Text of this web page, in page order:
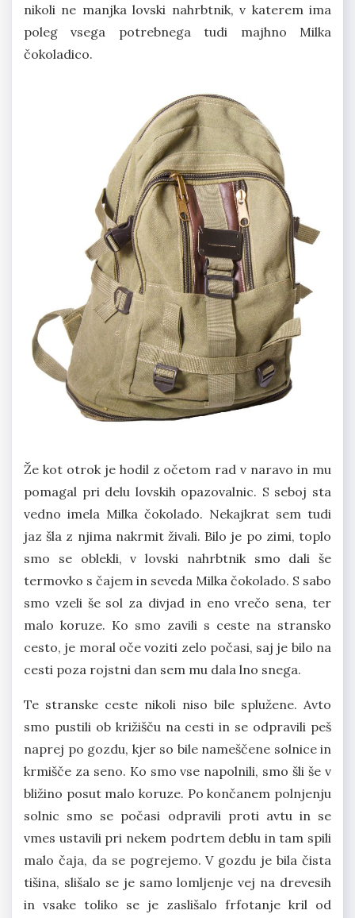
nikoli ne manjka lovski nahrbtnik, v katerem ima
poleg vsega potrebnega tudi majhno Milka
čokoladico.
Že kot otrok je hodil z očetom rad v naravo in mu
pomagal pri delu lovskih opazovalnic. S seboj sta
vedno imela Milka čokolado. Nekajkrat sem tudi
jaz šla z njima nakrmit živali. Bilo je po zimi, toplo
smo se oblekli, v lovski nahrbtnik smo dali še
termovko s čajem in seveda Milka čokolado. S sabo
smo vzeli še sol za divjad in eno vrečo sena, ter
malo koruze. Ko smo zavili s ceste na stransko
cesto, je moral oče voziti zelo počasi, saj je bilo na
cesti poza rojstni dan sem mu dala lno snega.
Te stranske ceste nikoli niso bile splužene. Avto
smo pustili ob križišču na cesti in se odpravili peš
naprej po gozdu, kjer so bile nameščene solnice in
krmišče za seno. Ko smo vse napolnili, smo šli še v
bližino posut malo koruze. Po končanem polnjenju
solnic smo se počasi odpravili proti avtu in se
vmes ustavili pri nekem podrtem deblu in tam spili
malo čaja, da se pogrejemo. V gozdu je bila čista
tišina, slišalo se je samo lomljenje vej na drevesih
in vsake toliko se je zaslišalo frfotanje kril od